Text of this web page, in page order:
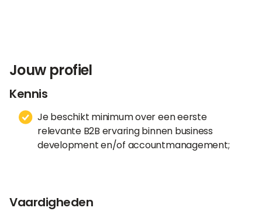
Jouw profiel
Kennis
Je beschikt minimum over een eerste
relevante B2B ervaring binnen business
development en/of accountmanagement;
Vaardigheden